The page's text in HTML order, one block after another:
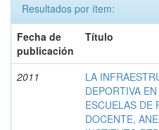
Resultados por ítem:
Fecha de
publicación
Título
2011
LA
DEPORTIVA
ESCUELAS DE
DOCENTE,